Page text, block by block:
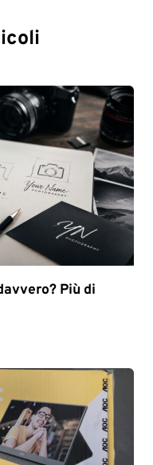
Più di